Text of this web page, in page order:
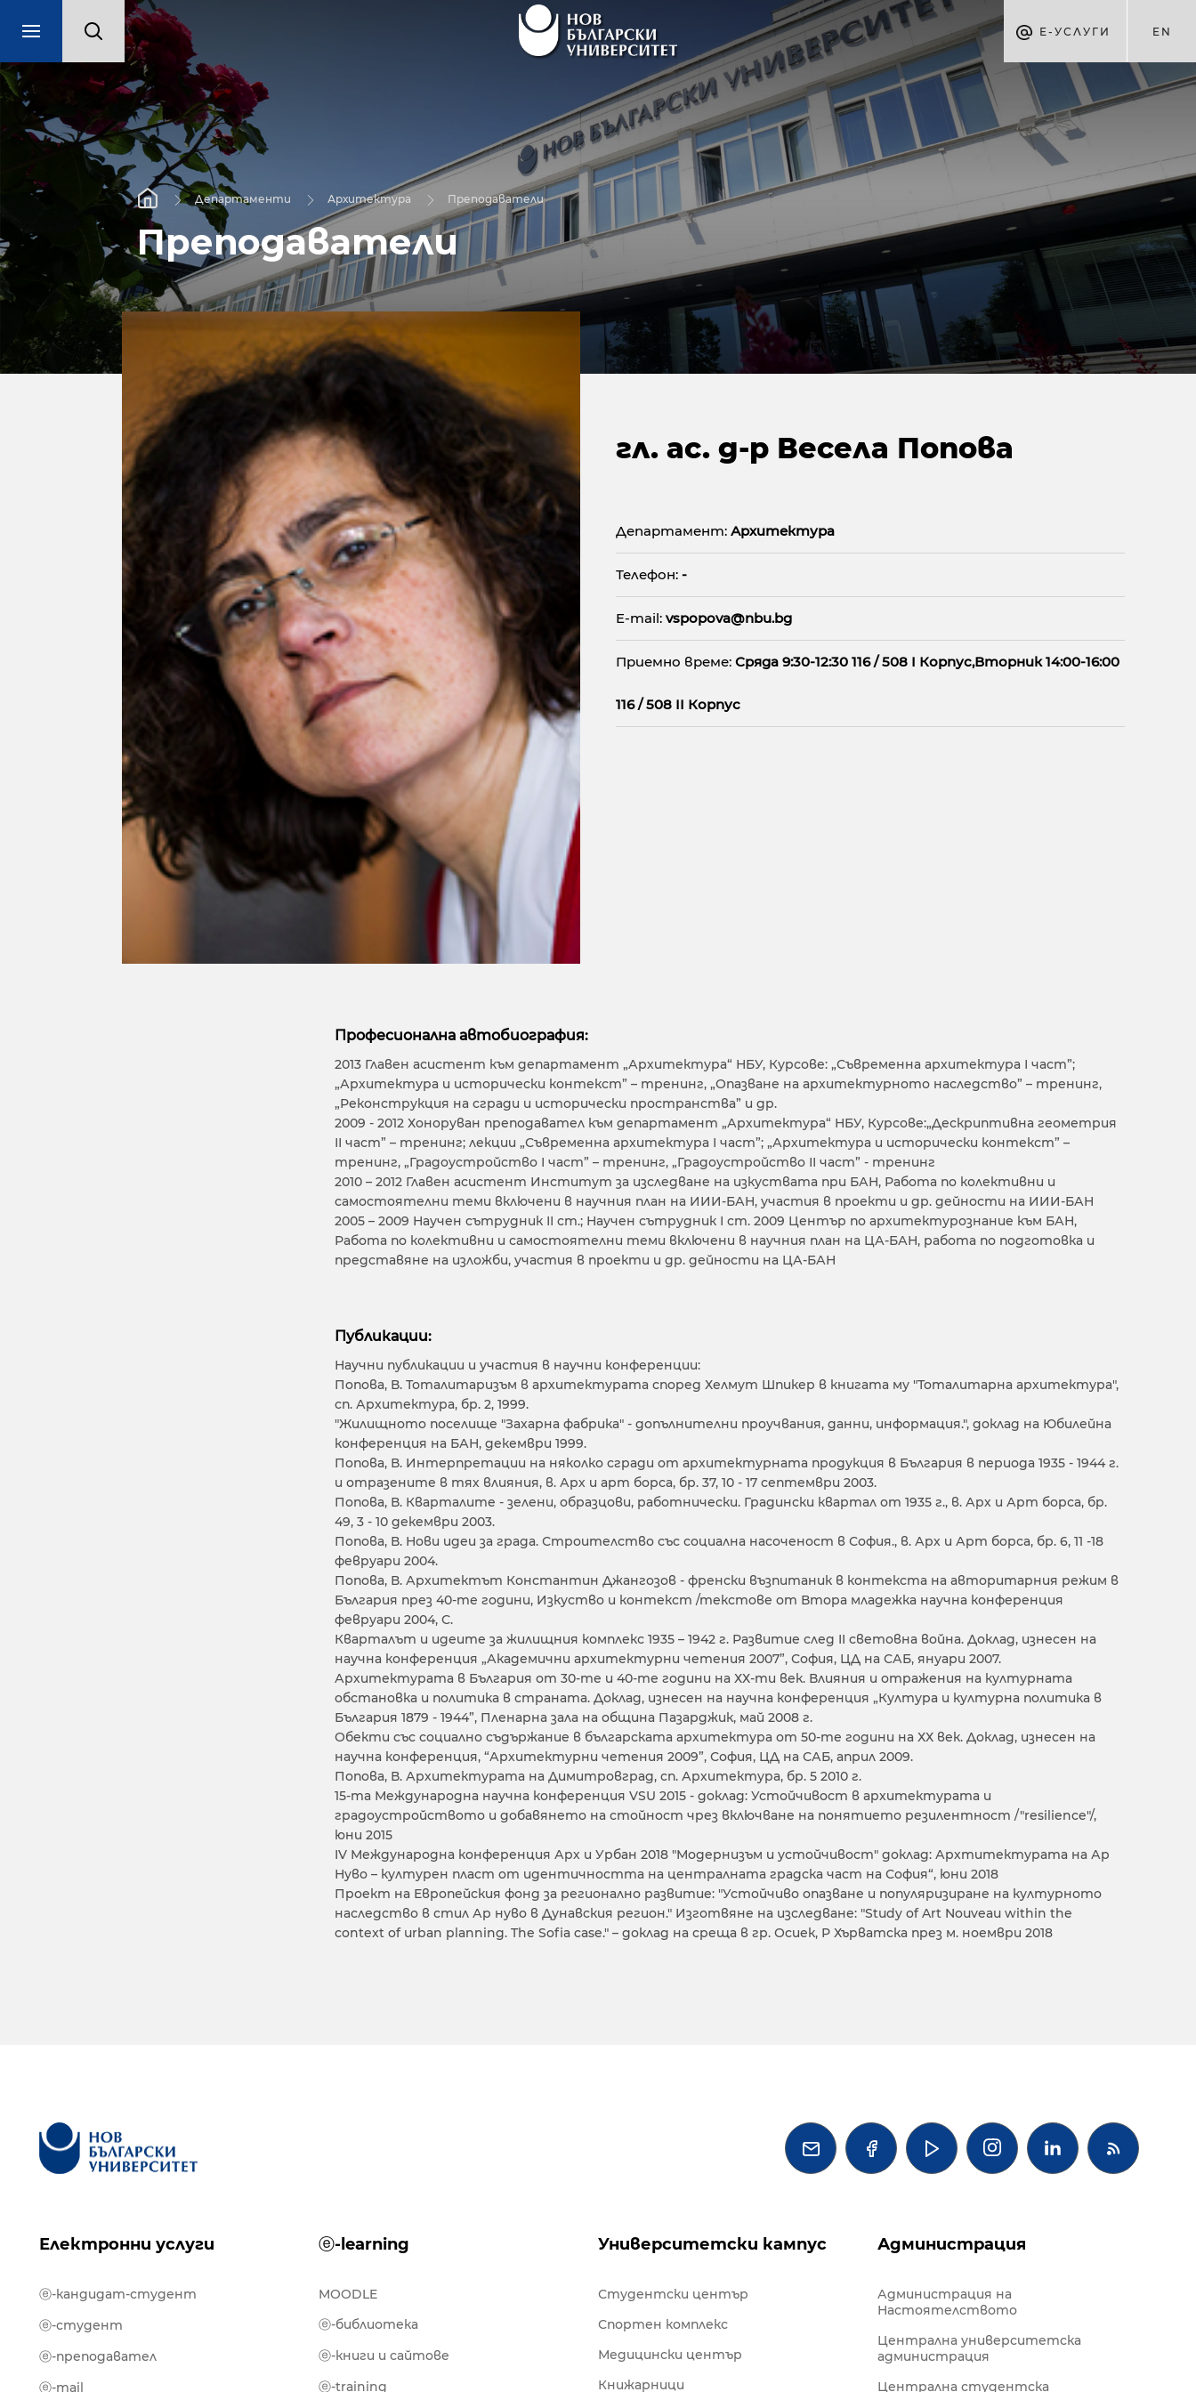
Е-УСЛУГИ EN
Департаменти Архитектура Преподаватели
Преподаватели
гл. ас. д-р Весела Попова
Департамент: Архитектура
Телефон: -
E-mail: vspopova@nbu.bg
Приемно време: Сряда 9:30-12:30 116 / 508 I Корпус,Вторник 14:00-16:00
116 / 508 II Корпус
Професионална автобиография:
2013 Главен асистент към департамент „Архитектура“ НБУ, Курсове: „Съвременна архитектура І част”;
„Архитектура и исторически контекст” – тренинг, „Опазване на архитектурното наследство” – тренинг,
„Реконструкция на сгради и исторически пространства” и др.
2009 - 2012 Хоноруван преподавател към департамент „Архитектура“ НБУ, Курсове:„Дескриптивна геометрия
ІІ част” – тренинг; лекции „Съвременна архитектура І част”; „Архитектура и исторически контекст” –
тренинг, „Градоустройство І част” – тренинг, „Градоустройство ІІ част” - тренинг
2010 – 2012 Главен асистент Институт за изследване на изкуствата при БАН, Работа по колективни и
самостоятелни теми включени в научния план на ИИИ-БАН, участия в проекти и др. дейности на ИИИ-БАН
2005 – 2009 Научен сътрудник ІІ ст.; Научен сътрудник І ст. 2009 Център по архитектурознание към БАН,
Работа по колективни и самостоятелни теми включени в научния план на ЦА-БАН, работа по подготовка и
представяне на изложби, участия в проекти и др. дейности на ЦА-БАН
Публикации:
Научни публикации и участия в научни конференции:
Попова, В. Тоталитаризъм в архитектурата според Хелмут Шпикер в книгата му "Тоталитарна архитектура",
сп. Архитектура, бр. 2, 1999.
"Жилищното поселище "Захарна фабрика" - допълнителни проучвания, данни, информация.", доклад на Юбилейна
конференция на БАН, декември 1999.
Попова, В. Интерпретации на няколко сгради от архитектурната продукция в България в периода 1935 - 1944 г.
и отразените в тях влияния, в. Арх и арт борса, бр. 37, 10 - 17 септември 2003.
Попова, В. Кварталите - зелени, образцови, работнически. Градински квартал от 1935 г., в. Арх и Арт борса, бр.
49, 3 - 10 декември 2003.
Попова, В. Нови идеи за града. Строителство със социална насоченост в София., в. Арх и Арт борса, бр. 6, 11 -18
февруари 2004.
Попова, В. Архитектът Константин Джангозов - френски възпитаник в контекста на авторитарния режим в
България през 40-те години, Изкуство и контекст /текстове от Втора младежка научна конференция
февруари 2004, С.
Кварталът и идеите за жилищния комплекс 1935 – 1942 г. Развитие след II световна война. Доклад, изнесен на
научна конференция „Академични архитектурни четения 2007”, София, ЦД на САБ, януари 2007.
Архитектурата в България от 30-те и 40-те години на ХХ-ти век. Влияния и отражения на културната
обстановка и политика в страната. Доклад, изнесен на научна конференция „Култура и културна политика в
България 1879 - 1944”, Пленарна зала на община Пазарджик, май 2008 г.
Обекти със социално съдържание в българската архитектура от 50-те години на ХХ век. Доклад, изнесен на
научна конференция, “Архитектурни четения 2009”, София, ЦД на САБ, април 2009.
Попова, В. Архитектурата на Димитровград, сп. Архитектура, бр. 5 2010 г.
15-та Международна научна конференция VSU 2015 - доклад: Устойчивост в архитектурата и
градоустройството и добавянето на стойност чрез включване на понятието резилентност /"resilience"/,
юни 2015
IV Международна конференция Арх и Урбан 2018 "Модернизъм и устойчивост" доклад: Архтитектурата на Ар
Нуво – културен пласт от идентичността на централната градска част на София“, юни 2018
Проект на Европейския фонд за регионално развитие: "Устойчиво опазване и популяризиране на културното
наследство в стил Ар нуво в Дунавския регион." Изготвяне на изследване: "Study of Art Nouveau within the
context of urban planning. The Sofia case." – доклад на среща в гр. Осиек, Р Хърватска през м. ноември 2018
   
Електронни услуги ⓔ-learning Университетски кампус Администрация
ⓔ-кандидат-студент
ⓔ-студент
ⓔ-преподавател
ⓔ-mail
MOODLE
ⓔ-библиотека
ⓔ-книги и сайтове
ⓔ-training
Студентски център
Спортен комплекс
Медицински център
Книжарници
Администрация на
Настоятелството
Централна университетска
администрация
Централна студентска